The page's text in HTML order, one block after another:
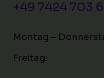
+49 7424 703
Montag –
Freitag: